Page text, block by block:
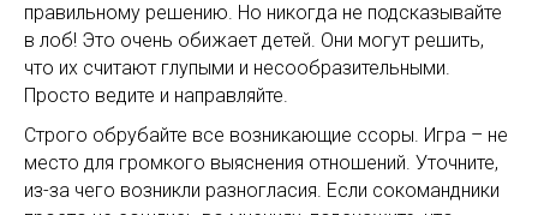
правильному решению. Но никогда не подсказывайте
в лоб! Это очень обижает детей. Они могут решить,
что их считают глупыми и несообразительными.
Просто ведите и направляйте.
Строго обрубайте все возникающие ссоры. Игра – не
место для громкого выяснения отношений. Уточните,
из-за чего возникли разногласия. Если сокомандники